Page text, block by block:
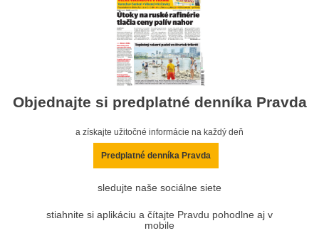
Objednajte si predplatné denníka Pravda
a získajte užitočné informácie na každý deň
Predplatné denníka Pravda
sledujte naše sociálne siete
stiahnite si aplikáciu a čítajte Pravdu pohodlne aj v
mobile